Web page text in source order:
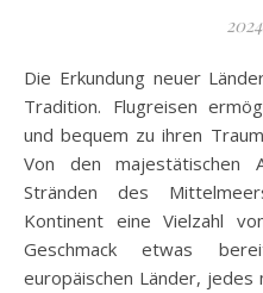
Die Erkundung neuer Länder und Kulturen hat eine lange
Tradition. Flugreisen
und bequem zu ihren
Von den majestätischen
Stränden des
Kontinent eine Vielzahl
Geschmack etwas
europäischen Länder, jedes